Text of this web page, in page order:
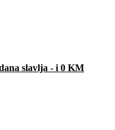
slavlja - i 0 KM